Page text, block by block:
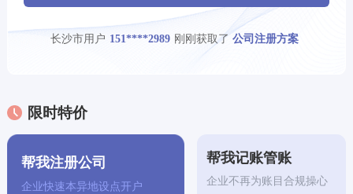
长沙市用户 151****2989 刚刚获取了 公司注册方案
重庆市用户
刚刚获取了
昆明市用户 139****3278 刚刚获取了 商标注册方案
限时特价
帮我注册公司
企业快速本异地设点开户
帮我记账管账
企业不再为账目合规操心